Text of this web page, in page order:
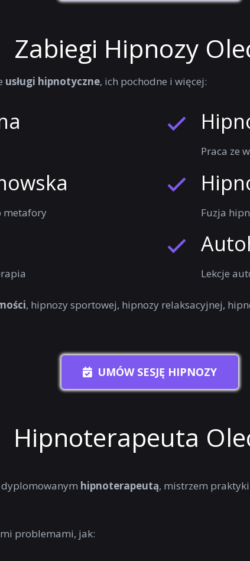
Zabiegi Hipnozy
usługi hipnotyczne, ich pochodne i więcej:
metafory
Praca ze
Fuzja
Lekcje
, hipnozy sportowej, hipnozy relaksacyjnej,
UMÓW SESJĘ HIPNOZY
Hipnoterapeuta
dyplomowanym hipnoterapeutą, mistrzem
problemami, jak: